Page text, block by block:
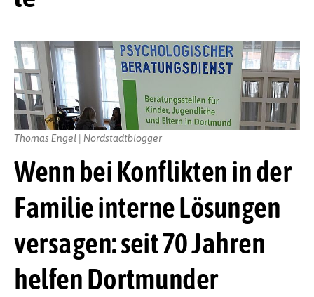
Wenn bei Konflikten in der
Familie interne Lösungen
versagen: seit 70 Jahren
helfen Dortmunder
Thomas Engel | Nordstadtblogger